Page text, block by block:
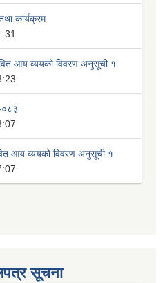
कार्यक्रम
आय व्ययको विवरण अनुसूची १
०८३
आय व्ययको विवरण अनुसूची १
सूचना